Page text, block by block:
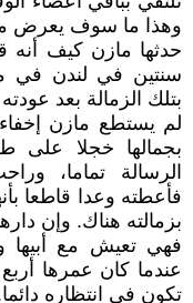
وهذا ما سوف يعرض
حدثها مازن كيف
سنتين في لندن في
بتلك الزمالة بعد
لم يستطع مازن
بجمالها خجلا على
الرسالة تماما،
فأعطته وعدا قاطعا
بزمالته هناك. وإن
فهي تعيش مع أبيها
عندما كان عمرها
تكون في انتظاره